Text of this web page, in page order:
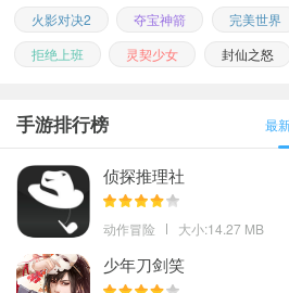
火影对决2
夺宝神箭 完美世界
拒绝上班
灵契少女 封仙之怒
手游排行榜 最
侦探推理社
动作冒险 大小:14.27 MB
少年刀剑笑